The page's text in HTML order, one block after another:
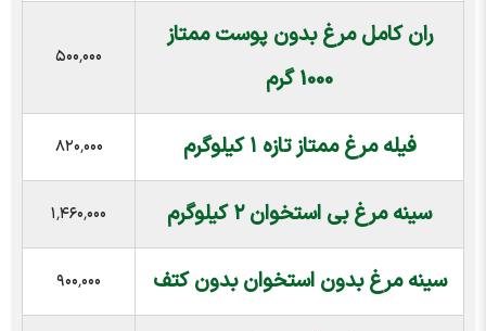
ران کامل مرغ بدون پوست ممتاز
1000 گرم
۵۰۰٬۰۰۰
فیله مرغ ممتاز تازه ۱ کیلوگرم ۸۲۰٬۰۰۰
سینه مرغ بی استخوان ۲ کیلوگرم ۱٬۴۶۰٬۰۰۰
سینه مرغ بدون استخوان بدون کتف ۹۰۰٬۰۰۰